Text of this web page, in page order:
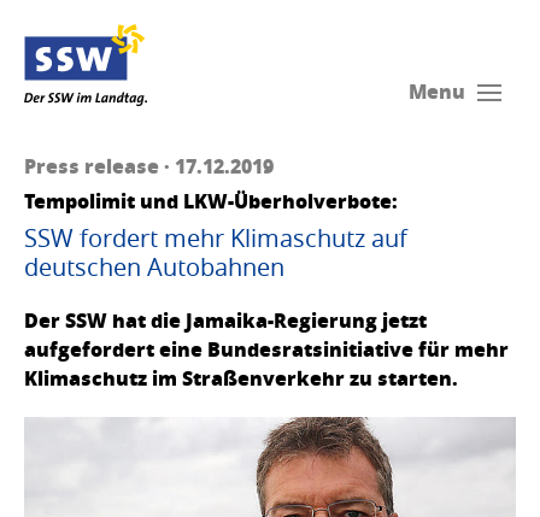
Menu
Press release · 17.12.2019
Tempolimit und LKW-Überholverbote:
SSW fordert mehr Klimaschutz auf
deutschen Autobahnen
Der SSW hat die Jamaika-Regierung jetzt
aufgefordert eine Bundesratsinitiative für mehr
Klimaschutz im Straßenverkehr zu starten.